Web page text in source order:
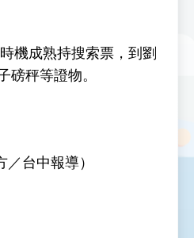
機成熟持搜索票，到劉
秤等證物。
台中報導）